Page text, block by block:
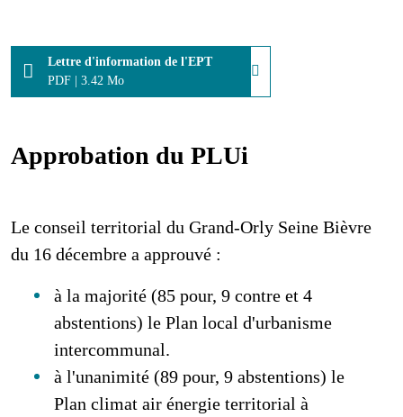
Lettre d'information de l'EPT
PDF |3.42 Mo
Approbation du PLUi
Le conseil territorial du Grand-Orly Seine Bièvre
du 16 décembre a approuvé :
à la majorité (85 pour, 9 contre et 4
abstentions) le Plan local d'urbanisme
intercommunal.
à l'unanimité (89 pour, 9 abstentions) le
Plan climat air énergie territorial à